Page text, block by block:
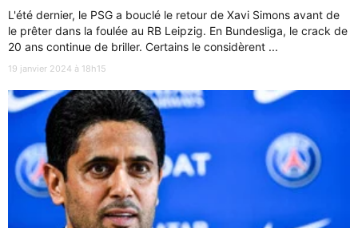
L'été dernier, le PSG a bouclé le retour de Xavi Simons avant de
le prêter dans la foulée au RB Leipzig. En Bundesliga, le crack de
20 ans continue de briller. Certains le considèrent ...
19 janvier 2024 à 18h15